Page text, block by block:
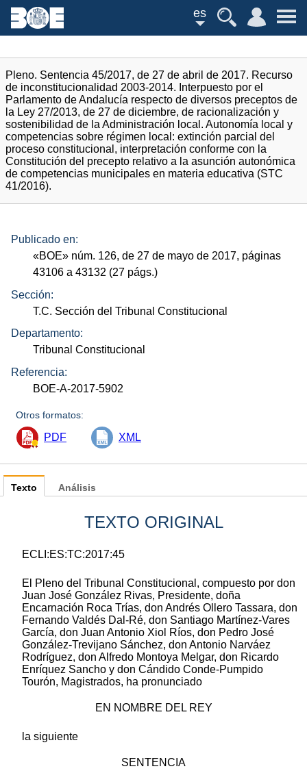
es
Pleno. Sentencia 45/2017, de 27 de abril de 2017. Recurso
de inconstitucionalidad 2003-2014. Interpuesto por el
Parlamento de Andalucía respecto de diversos preceptos de
la Ley 27/2013, de 27 de diciembre, de racionalización y
sostenibilidad de la Administración local. Autonomía local y
competencias sobre régimen local: extinción parcial del
proceso constitucional, interpretación conforme con la
Constitución del precepto relativo a la asunción autonómica
de competencias municipales en materia educativa (STC
41/2016).
Publicado en:
«BOE» núm. 126, de 27 de mayo de 2017, páginas
43106 a 43132 (27 págs.)
Sección:
T.C. Sección del Tribunal Constitucional
Departamento:
Tribunal Constitucional
Referencia:
BOE-A-2017-5902
Otros formatos:
PDF XML
Texto
TEXTO ORIGINAL
ECLI:ES:TC:2017:45
El Pleno del Tribunal Constitucional, compuesto por don
Juan José González Rivas, Presidente, doña
Encarnación Roca Trías, don Andrés Ollero Tassara, don
Fernando Valdés Dal-Ré, don Santiago Martínez-Vares
García, don Juan Antonio Xiol Ríos, don Pedro José
González-Trevijano Sánchez, don Antonio Narváez
Rodríguez, don Alfredo Montoya Melgar, don Ricardo
Enríquez Sancho y don Cándido Conde-Pumpido
Tourón, Magistrados, ha pronunciado
EN NOMBRE DEL REY
la siguiente
SENTENCIA
Análisis